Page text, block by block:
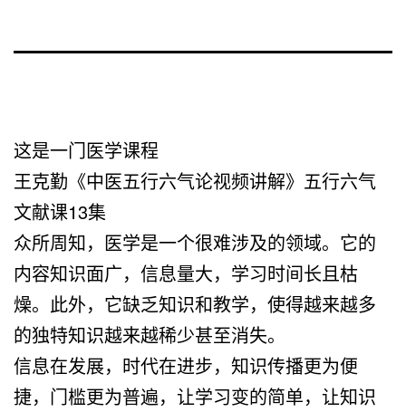
这是一门医学课程
王克勤《中医五行六气论视频讲解》五行六气
文献课13集
众所周知，医学是一个很难涉及的领域。它的
内容知识面广，信息量大，学习时间长且枯
燥。此外，它缺乏知识和教学，使得越来越多
的独特知识越来越稀少甚至消失。
信息在发展，时代在进步，知识传播更为便
捷，门槛更为普遍，让学习变的简单，让知识